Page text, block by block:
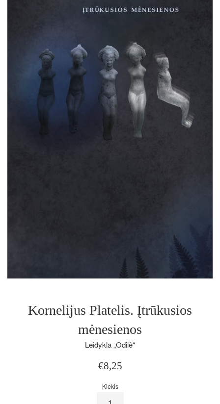
Kornelijus Platelis. Įtrūkusios
mėnesienos
Leidykla „Odilė“
Įprasta
€8,25
Kiekis